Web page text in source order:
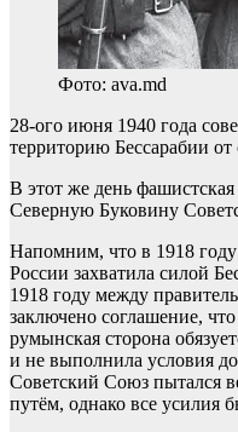
Фото: ava.md
28-ого июня 1940 года
территорию Бессарабии
В этот же день
Северную Буковину
Напомним, что в 1918
России захватила силой
1918 году между
заключено соглашение,
румынская сторона
и не выполнила условия
Советский Союз пытался
путём, однако все усилия